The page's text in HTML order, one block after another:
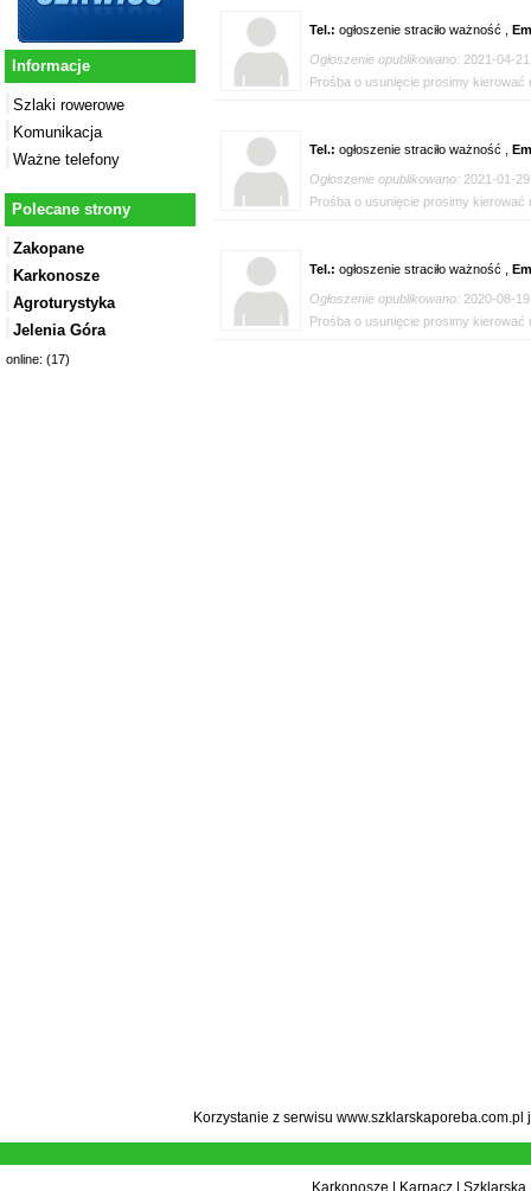
Informacje
Szlaki rowerowe
Komunikacja
Ważne telefony
Polecane strony
Zakopane
Karkonosze
Agroturystyka
Jelenia Góra
online: (17)
Tel.: ogłoszenie straciło ważność ,
Ogłoszenie opublikowano: 2021-04-
Prośba o usunięcie prosimy kierować
Tel.: ogłoszenie straciło ważność ,
Ogłoszenie opublikowano: 2021-01-
Prośba o usunięcie prosimy kierować
Tel.: ogłoszenie straciło ważność ,
Ogłoszenie opublikowano: 2020-08-
Prośba o usunięcie prosimy kierować
Korzystanie z serwisu
Karkonosze Karpacz Szklarska